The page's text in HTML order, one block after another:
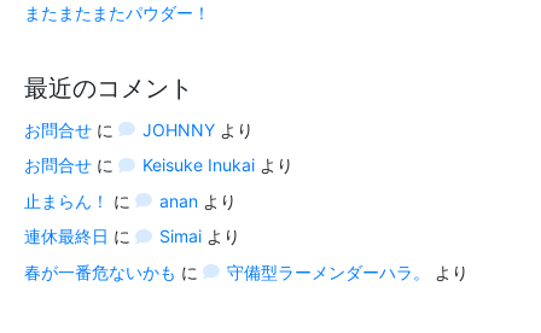
またまたまたパウダー！
最近のコメント
お問合せ に JOHNNYより
お問合せ に Keisuke Inukaiより
止まらん！
に ananより
連休最終日 に Simaiより
春が一番危ないかも に 守備型ラーメンダーハラ。 より